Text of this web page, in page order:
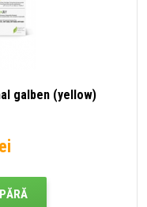
galben (yellow)